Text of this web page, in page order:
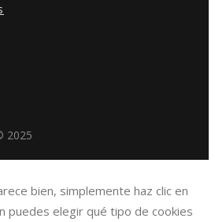
2025
bien, simplemente haz clic en
puedes elegir qué tipo de cookies